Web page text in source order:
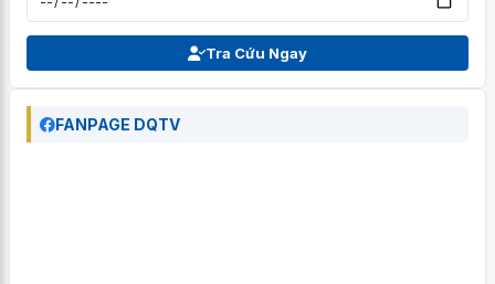
Tra Cứu Ngay
FANPAGE DQTV